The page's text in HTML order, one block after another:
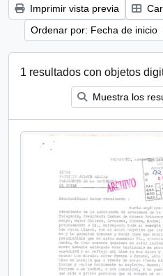
Imprimir vista previa
Ordenar por: Fecha de inicio
1 resultados con objetos
Muestra los